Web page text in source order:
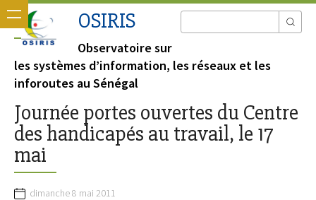
OSIRIS
Observatoire sur
les systèmes d’information, les réseaux et les
inforoutes au Sénégal
Journée portes ouvertes du Centre
des handicapés au travail, le 17
mai
dimanche 8 mai 2011